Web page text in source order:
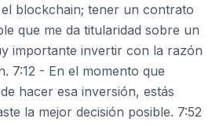
blockchain; tener un contrato
que me da titularidad sobre un
importante invertir con la razón
7:12 - En el momento que
hacer esa inversión, estás
la mejor decisión posible. 7:52